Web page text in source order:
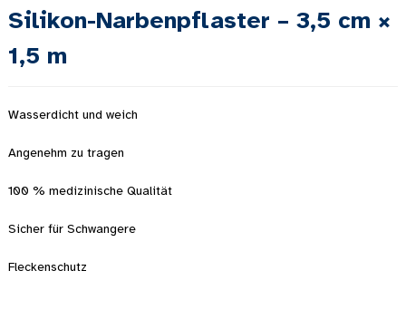
Silikon-Narbenpflaster – 3,5 cm ×
1,5 m
Wasserdicht und weich
Angenehm zu tragen
100 % medizinische Qualität
Sicher für Schwangere
Fleckenschutz